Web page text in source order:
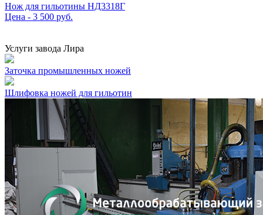
Нож для гильотины НД3318Г
Цена - 3 500 руб.
Услуги завода Лира
Заточка промышленных ножей
Шлифовка ножей для гильотин